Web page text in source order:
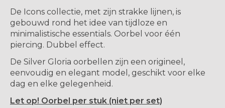
De Icons collectie, met zijn strakke lijnen, is
gebouwd rond het idee van tijdloze en
minimalistische essentials. Oorbel voor één
piercing. Dubbel effect.
De Silver Gloria oorbellen zijn een origineel,
eenvoudig en elegant model, geschikt voor elke
dag en elke gelegenheid.
Let op! Oorbel per stuk (niet per set)